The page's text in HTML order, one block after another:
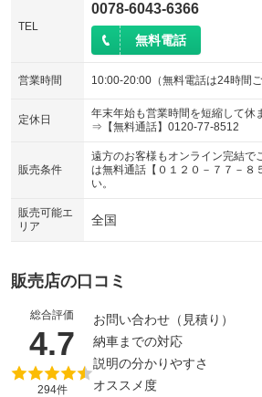
TEL
0078-6043-6366
無料電話
営業時間 10:00-20:00（無料電話は24時間ご
定休日
年末年始も営業時間を短縮して休
⇒【無料通話】0120-77-8512
販売条件
遠方のお客様もオンライン完結で
は無料通話【０１２０－７７－８
い。
販売可能エ
リア
全国
販売店の口コミ
総合評価
4.7 （5点満点中
294件
お問い合わせ（見積り）
納車までの対応
説明の分かりやすさ
オススメ度